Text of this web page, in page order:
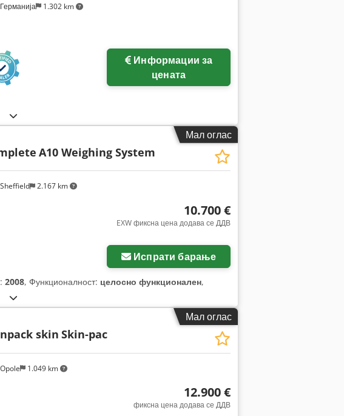
1.302 km
цената
Мал оглас
2.167 km
A10 Weighing System
10.700 €
EXW фиксна цена додава се ДДВ
Испрати барање
2008, Функционалност: целосно функционален,
Мал оглас
1.049 km
skin Skin-pac
12.900 €
фиксна цена додава се ДДВ